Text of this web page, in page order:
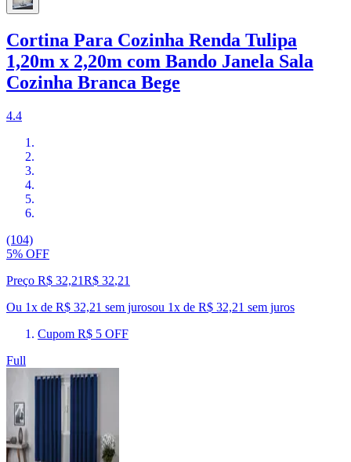
Cortina Para Cozinha Renda Tulipa
1,20m x 2,20m com Bando Janela Sala
Cozinha Branca Bege
4.4
(104)
5% OFF
Preço R$ 32,21R$ 32,21
Ou 1x de R$ 32,21 sem jurosou 1x de R$ 32,21 sem juros
Cupom R$ 5 OFF
Full